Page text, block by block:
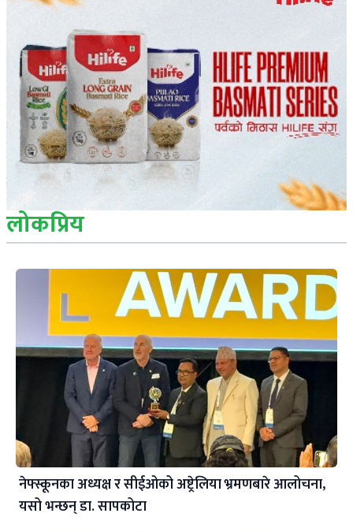
लोकप्रिय
नेफ्स्कूनका अध्यक्ष र सीईओको अष्ट्रेलिया भ्रमणबारे आलोचना,
यसो भन्छन् डा‍. सापकोटा